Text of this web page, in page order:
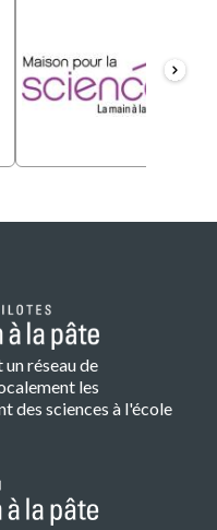
réseau de
les
des sciences à l'école